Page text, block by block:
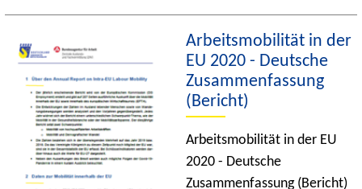
Arbeitsmobilität in der
EU 2020 - Deutsche
Zusammenfassung
(Bericht)
Arbeitsmobilität in der EU
2020 - Deutsche
Zusammenfassung (Bericht)